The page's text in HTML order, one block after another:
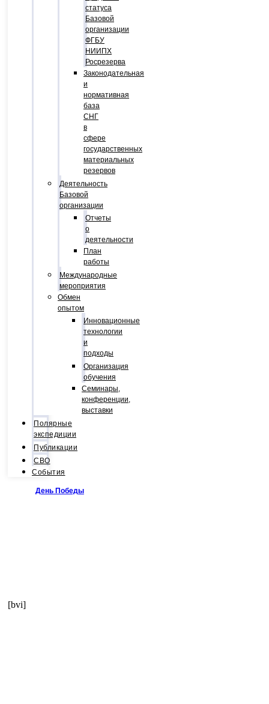
статуса
Базовой
организации
ФГБУ
НИИПХ
Росрезерва
Законодательная
и
нормативная
база
СНГ
в
сфере
государственных
материальных
резервов
Деятельность
Базовой
организации
Отчеты
о
деятельности
План
работы
Международные
мероприятия
Обмен
опытом
Инновационные
технологии
и
подходы
Организация
обучения
Семинары,
конференции,
выставки
Полярные
экспедиции
Публикации
СВО
События
День Победы
[bvi]